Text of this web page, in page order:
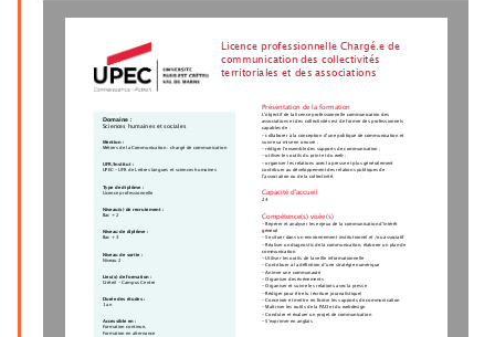
Licence professionnelle Chargé.e de
communication des collectivités
territoriales et des associations
Présentation de la formation
L’objectif de la licence professionnelle communication des
associations et des collectivités est de former des professionnels
capables de :
- collaborer à la conception d’une politique de communication et
suivre sa mise en oeuvre ;
- rédiger l’ensemble des supports de communication ;
- utiliser les outils du print et du web ;
- organiser les relations avec la presse et plus généralement
contribuer au développement des relations publiques de
l’association ou de la collectivité.
Capacité d'accueil
24
Compétence(s) visée(s)
- Repérer et analyser les enjeux de la communication d'intérêt
général
- Se situer dans un environnement institutionnel et /ou associatif
- Réaliser un diagnostic de la communication, élaborer un plan de
communication
- Utiliser les outils de la veille informationnelle
- Contribuer à la définition d’une stratégie numérique
- Animer une communauté
- Organiser des événements
- Organiser et suivre les relations avec la presse
- Rédiger pour être lu (écriture journalistique)
- Concevoir et mettre en forme les supports de communication
- Maîtriser les outils de la PAO et du webdesign
- Conduire et évaluer un projet de communication
- S'exprimer en anglais
Domaine :
Sciences humaines et sociales
Mention :
Métiers de la Communication : chargé de communication
UFR/Institut :
UPEC - UFR de Lettres langues et sciences humaines
Type de diplôme :
Licence professionnelle
Niveau(x) de recrutement :
Bac + 2
Niveau de diplôme :
Bac + 3
Niveau de sortie :
Niveau 2
Lieu(x) de formation :
Créteil - Campus Centre
Durée des études :
1 an
Accessible en :
Formation continue,
Formation en alternance